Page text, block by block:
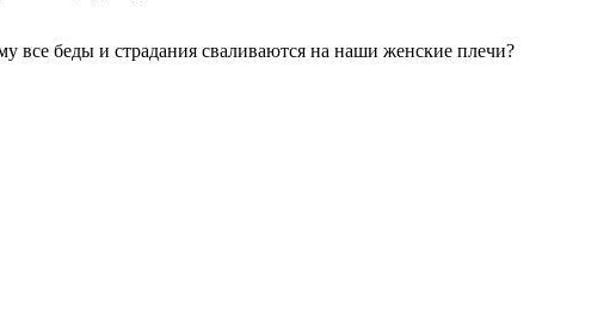
все беды и страдания сваливаются на наши женские плечи?